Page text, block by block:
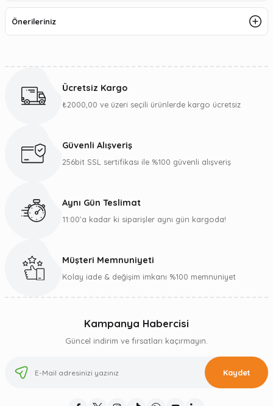
Önerileriniz
Ücretsiz Kargo
₺2000,00 ve üzeri seçili ürünlerde kargo ücretsiz
Güvenli Alışveriş
256bit SSL sertifikası ile %100 güvenli alışveriş
Aynı Gün Teslimat
11:00’a kadar ki siparişler aynı gün kargoda!
Müşteri Memnuniyeti
Kolay iade & değişim imkanı %100 memnuniyet
Kampanya Habercisi
Güncel indirim ve fırsatları kaçırmayın.
Kaydet